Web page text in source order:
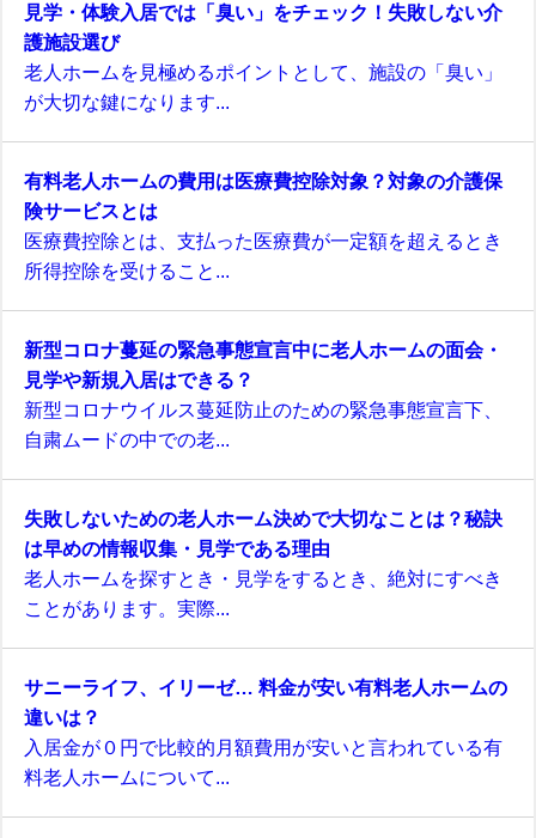
見学・体験入居では「臭い」をチェック！失敗しない介
護施設選び
老人ホームを見極めるポイントとして、施設の「臭い」
が大切な鍵になります...
有料老人ホームの費用は医療費控除対象？対象の介護保
険サービスとは
医療費控除とは、支払った医療費が一定額を超えるとき
所得控除を受けること...
新型コロナ蔓延の緊急事態宣言中に老人ホームの面会・
見学や新規入居はできる？
新型コロナウイルス蔓延防止のための緊急事態宣言下、
自粛ムードの中での老...
失敗しないための老人ホーム決めで大切なことは？秘訣
は早めの情報収集・見学である理由
老人ホームを探すとき・見学をするとき、絶対にすべき
ことがあります。実際...
サニーライフ、イリーゼ… 料金が安い有料老人ホームの
違いは？
入居金が０円で比較的月額費用が安いと言われている有
料老人ホームについて...